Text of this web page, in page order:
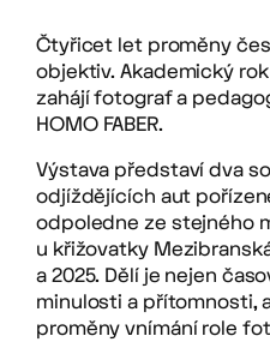
Čtyřicet let proměny
objektiv. Akademický rok
zahájí fotograf a
HOMO FABER.
Výstava představí dva
odjíždějících aut
odpoledne ze stejného
u křižovatky
a 2025. Dělí je nejen
minulosti a přítomnosti,
proměny vnímání role